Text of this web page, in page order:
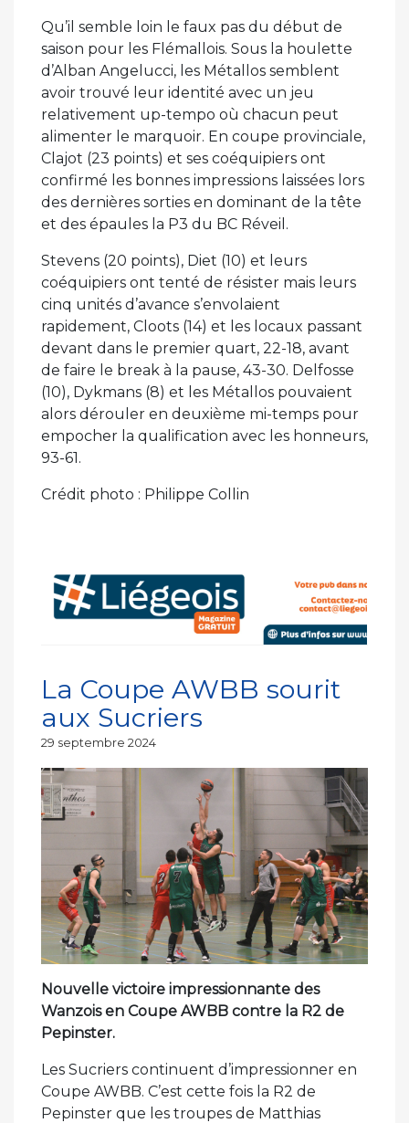
Qu’il semble loin le faux pas du début de
saison pour les Flémallois. Sous la houlette
d’Alban Angelucci, les Métallos semblent
avoir trouvé leur identité avec un jeu
relativement up-tempo où chacun peut
alimenter le marquoir. En coupe provinciale,
Clajot (23 points) et ses coéquipiers ont
confirmé les bonnes impressions laissées lors
des dernières sorties en dominant de la tête
et des épaules la P3 du BC Réveil.
Stevens (20 points), Diet (10) et leurs
coéquipiers ont tenté de résister mais leurs
cinq unités d’avance s’envolaient
rapidement, Cloots (14) et les locaux passant
devant dans le premier quart, 22-18, avant
de faire le break à la pause, 43-30. Delfosse
(10), Dykmans (8) et les Métallos pouvaient
alors dérouler en deuxième mi-temps pour
empocher la qualification avec les honneurs,
93-61.
Crédit photo : Philippe Collin
La Coupe AWBB sourit
aux Sucriers
Publié
29 septembre 2024
Nouvelle victoire impressionnante des
Wanzois en Coupe AWBB contre la R2 de
Pepinster.
Les Sucriers continuent d’impressionner en
Coupe AWBB. C’est cette fois la R2 de
Pepinster que les troupes de Matthias